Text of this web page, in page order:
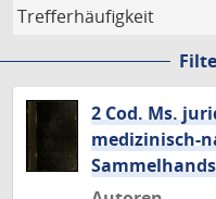
2 Cod. Ms.
medizinisch-